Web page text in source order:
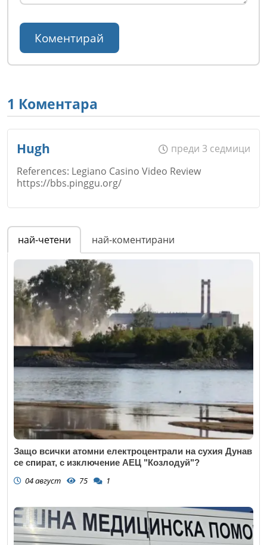
1 Коментара
Hugh
преди 3 седмици
References: Legiano Casino Video Review
https://bbs.pinggu.org/
Име*
Email
Коментар*
най-четени най-коментирани
Защо всички атомни електроцентрали на сухия Дунав
се спират, с изключение АЕЦ "Козлодуй"?
04 август 75 1